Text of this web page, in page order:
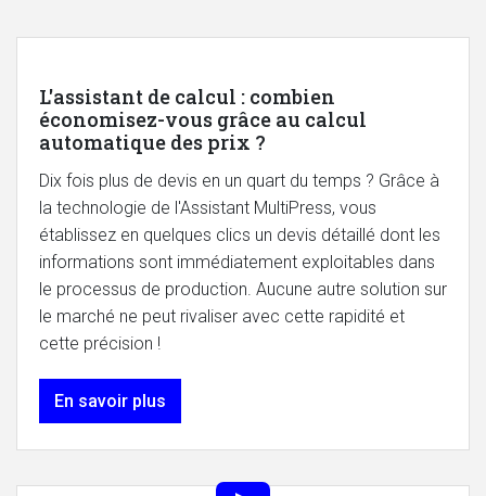
L'assistant de calcul : combien
économisez-vous grâce au calcul
automatique des prix ?
Dix fois plus de devis en un quart du temps ? Grâce à
la technologie de l'Assistant MultiPress, vous
établissez en quelques clics un devis détaillé dont les
informations sont immédiatement exploitables dans
le processus de production. Aucune autre solution sur
le marché ne peut rivaliser avec cette rapidité et
cette précision !
En savoir plus